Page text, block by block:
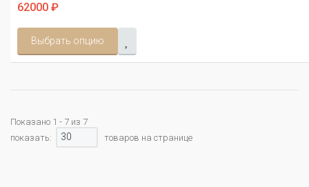
62000 ₽
Выбрать опцию
Показано 1 - 7 из 7
показать:
30 товаров на странице